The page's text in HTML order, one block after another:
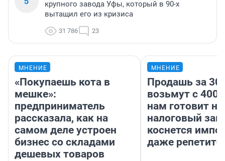
крупного завода Уфы, который в 90-х
вытащил его из кризиса
31 786 23
МНЕНИЕ
«Покупаешь кота в
мешке»:
предприниматель
рассказала, как на
самом деле устроен
бизнес со складами
дешевых товаров
МНЕНИЕ
Продашь за
возьмут с
нам готовит
налоговый
коснется
даже